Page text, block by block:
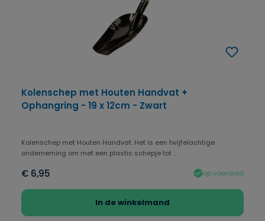
Kolenschep met Houten Handvat +
Ophangring - 19 x 12cm - Zwart
Kolenschep met Houten Handvat. Het is een twijfelachtige
onderneming om met een plastic schepje tot ...
€ 6,95 op voorraad
In de winkelmand